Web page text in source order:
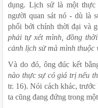
dụng. Lịch sử là một
người quan sát nó - dù là
phối bởi chính thời đại và
phải tự xét mình, đồng
cảnh lịch sử mà mình thuộc
Và do đó, ông đúc kết
nào thực sự có giá trị nếu
tr. 16). Nói cách khác,
ta cũng đang đứng trong